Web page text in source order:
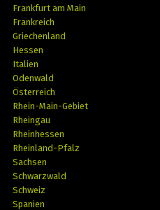
Frankfurt am Main
Frankreich
Griechenland
Hessen
Italien
Odenwald
Österreich
Rhein-Main-Gebiet
Rheingau
Rheinhessen
Rheinland-Pfalz
Sachsen
Schwarzwald
Schweiz
Spanien